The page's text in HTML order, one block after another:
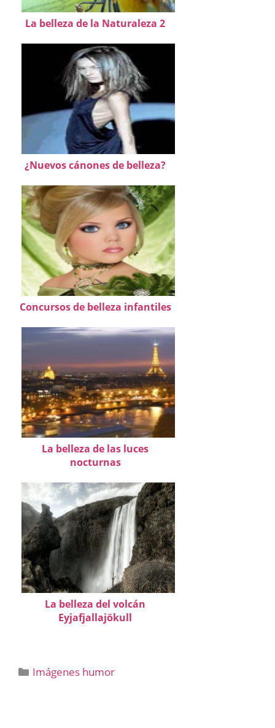
La belleza de la Naturaleza 2
¿Nuevos cánones de belleza?
Concursos de belleza infantiles
La belleza de las luces
nocturnas
La belleza del volcán
Eyjafjallajökull
Categorías
Imágenes humor